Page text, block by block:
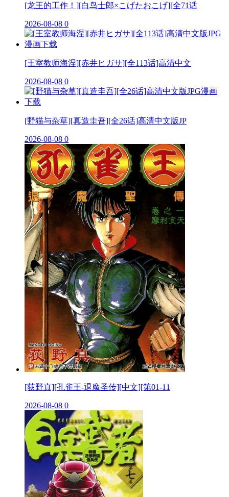
[龙王的工作！][白鸟士郎×こげたおこげ][全71话
2026-08-08 0
[王室教师海涅][赤井ヒガサ][全113话]高清中文
2026-08-08 0
[野猫与杂草][真造圭吾][全26话]高清中文版JP
2026-08-08 0
[荻野真][孔雀王-退魔圣传][中文][第01-11
2026-08-08 0